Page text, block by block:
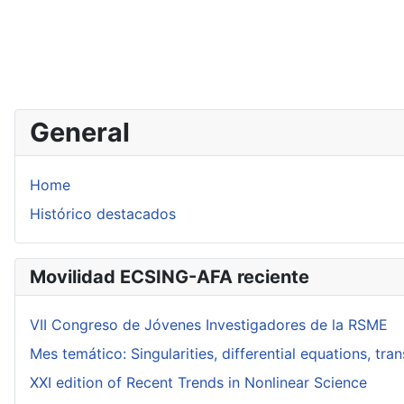
General
Home
Histórico destacados
Movilidad ECSING-AFA reciente
VII Congreso de Jóvenes Investigadores de la RSME
Mes temático: Singularities, differential equations,
XXI edition of Recent Trends in Nonlinear Science